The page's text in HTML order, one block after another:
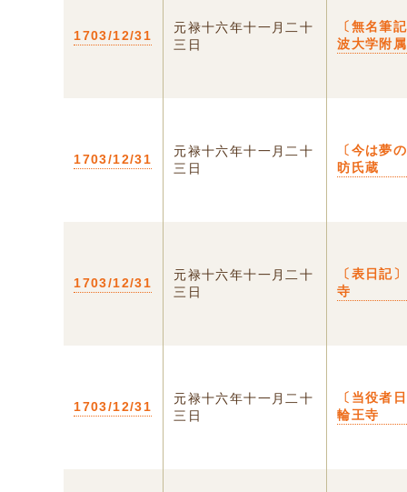
1703/12/31
元禄十六年十一月二十
三日
〔無名筆
波大学附
1703/12/31
元禄十六年十一月二十
三日
〔今は夢
昉氏蔵
1703/12/31
元禄十六年十一月二十
三日
〔表日記
寺
1703/12/31
元禄十六年十一月二十
三日
〔当役者
輪王寺